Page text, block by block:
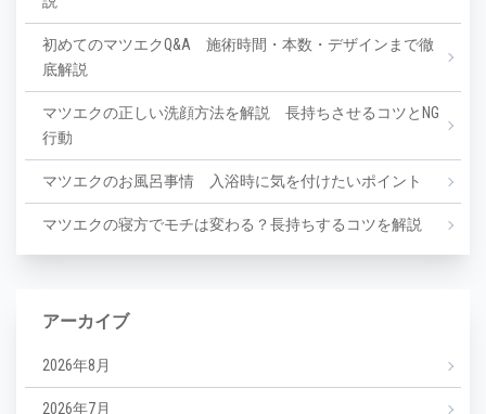
初めてのマツエクQ&A 施術時間・本数・デザインまで徹
底解説
マツエクの正しい洗顔方法を解説 長持ちさせるコツとNG
行動
マツエクのお風呂事情 入浴時に気を付けたいポイント
マツエクの寝方でモチは変わる？長持ちするコツを解説
アーカイブ
2026年8月
2026年7月